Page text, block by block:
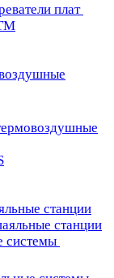
плат
станции
станции
системы